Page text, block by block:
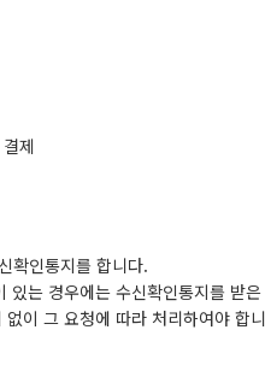
제
확인통지를 합니다.
는 경우에는 수신확인통지를 받
이 그 요청에 따라 처리하여야 합